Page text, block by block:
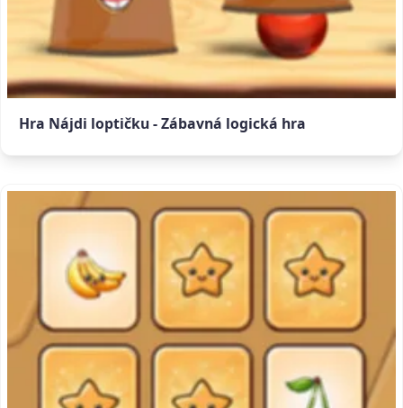
Hra Nájdi loptičku - Zábavná logická hra